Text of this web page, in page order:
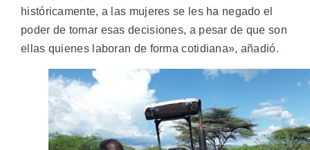
históricamente, a las mujeres se les ha negado el
poder de tomar esas decisiones, a pesar de que son
ellas quienes laboran de forma cotidiana», añadió.